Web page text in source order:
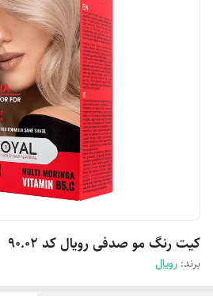
کیت رنگ مو صدفی رویال کد ۹۰.۰۲
برند: رویال